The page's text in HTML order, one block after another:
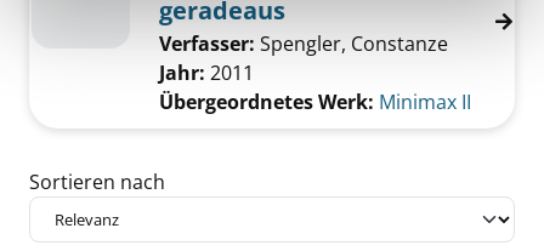
geradeaus
Verfasser: Spengler, Constanze
Jahr: 2011
Übergeordnetes Werk: Minimax II
Zu den Suchfiltern springen
Sortieren nach